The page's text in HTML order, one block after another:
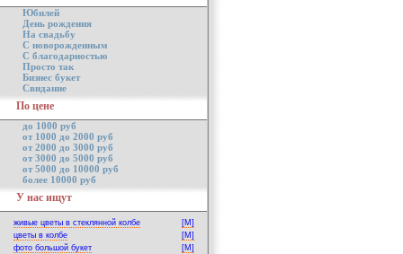
Юбилей
День рождения
На свадьбу
С новорожденным
С благодарностью
Просто так
Бизнес букет
Свидание
По цене
до 1000 руб
от 1000 до 2000 руб
от 2000 до 3000 руб
от 3000 до 5000 руб
от 5000 до 10000 руб
более 10000 руб
У нас ищут
живые цветы в стеклянной колбе
[M]
цветы в колбе
[M]
фото большой букет
[M]